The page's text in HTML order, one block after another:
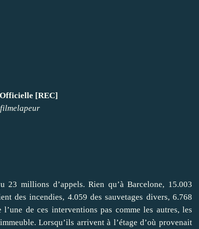
[REC]
filmelapeur
23 millions d’appels. Rien qu’à Barcelone, 15.003
des incendies, 4.059 des sauvetages divers, 6.768
de ces interventions pas comme les autres, les
Lorsqu’ils arrivent à l’étage d’où provenait